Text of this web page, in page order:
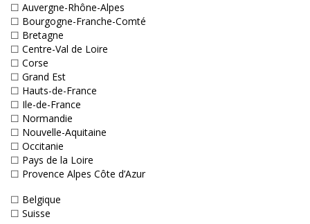
☐ Auvergne-Rhône-Alpes
☐ Bourgogne-Franche-Comté
☐ Bretagne
☐ Centre-Val de Loire
☐ Corse
☐ Grand Est
☐ Hauts-de-France
☐ Ile-de-France
☐ Normandie
☐ Nouvelle-Aquitaine
☐ Occitanie
☐ Pays de la Loire
☐ Provence Alpes Côte d’Azur
☐ Belgique
☐ Suisse